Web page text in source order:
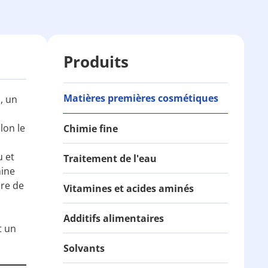
un
le
et
de
un
Produits
Matières premières cosmétiques
Chimie fine
Traitement de l'eau
Vitamines et acides aminés
Additifs alimentaires
Solvants